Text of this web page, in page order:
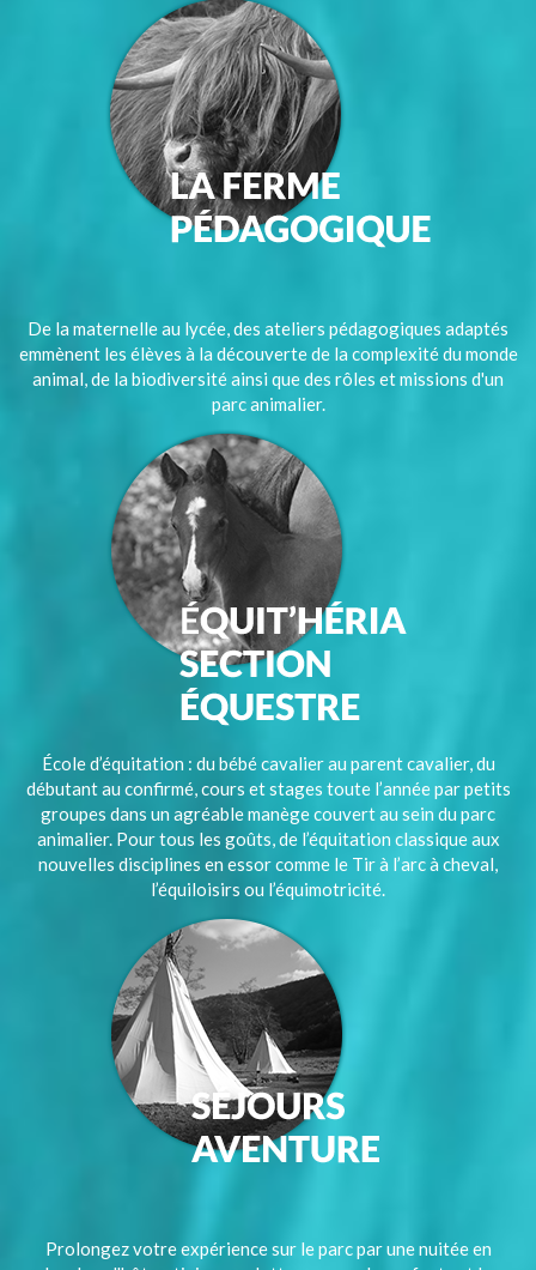
De la maternelle au lycée, des ateliers pédagogiques adaptés
emmènent les élèves à la découverte de la complexité du monde
animal, de la biodiversité ainsi que des rôles et missions d'un
parc animalier.
École d’équitation : du bébé cavalier au parent cavalier, du
débutant au confirmé, cours et stages toute l’année par petits
groupes dans un agréable manège couvert au sein du parc
animalier. Pour tous les goûts, de l’équitation classique aux
nouvelles disciplines en essor comme le Tir à l’arc à cheval,
l’équiloisirs ou l’équimotricité.
Prolongez votre expérience sur le parc par une nuitée en